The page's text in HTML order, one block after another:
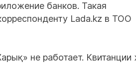
банков. Такая
Lada.kz в ТОО
не работает. Квитанции